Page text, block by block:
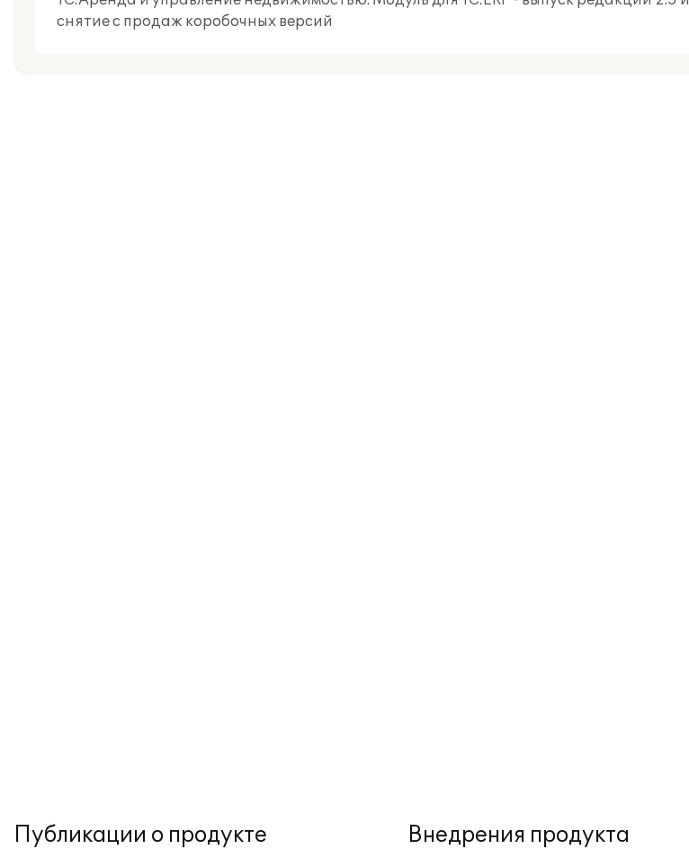
снятие с продаж коробочных версий
Публикации о продукте Внедрения продукта